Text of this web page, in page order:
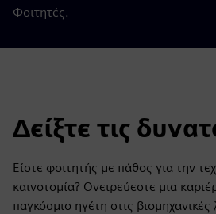
Φοιτητές.
Δείξτε τις
Είστε φοιτητής με πάθος για την
καινοτομία? Ονειρεύεστε μια
παγκόσμιο ηγέτη στις